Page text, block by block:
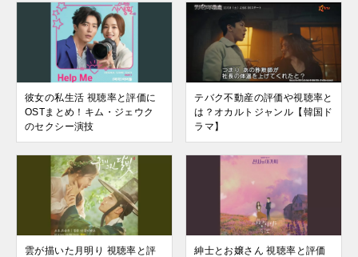
彼女の私生活 視聴率と評価に
OSTまとめ！キム・ジェウク
のセクシー演技
テバク不動産の評価や視聴率と
は？オカルトジャンル【韓国ド
ラマ】
雲が描いた月明り 視聴率と評
紳士とお嬢さん 視聴率と評価